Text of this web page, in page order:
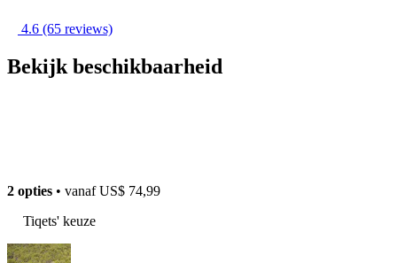
4.6 (65 reviews)
Bekijk beschikbaarheid
2 opties • vanafUS$ 74,99
Tiqets' keuze